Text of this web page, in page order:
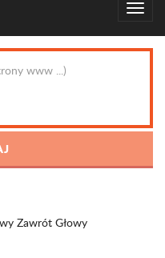
Zawrót Głowy